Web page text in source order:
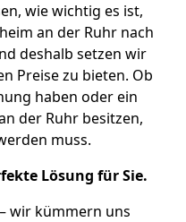
wie wichtig es ist,
an der Ruhr nach
deshalb setzen wir
Preise zu bieten. Ob
haben oder ein
der Ruhr besitzen,
muss.
Lösung für Sie.
wir kümmern uns